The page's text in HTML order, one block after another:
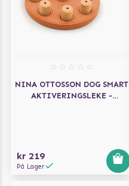
NINA OTTOSSON DOG SMART
AKTIVERINGSLEKE -
kr 219
På Lager